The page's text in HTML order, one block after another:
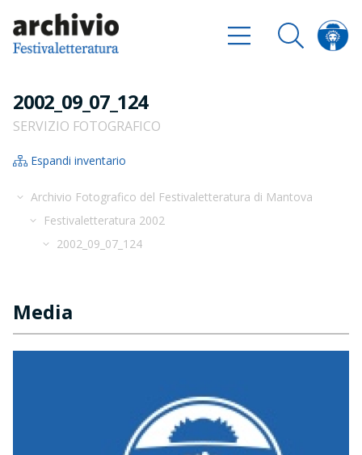
2002_09_07_124
SERVIZIO FOTOGRAFICO
Espandi inventario
Archivio Fotografico del Festivaletteratura di Mantova
Festivaletteratura 2002
2002_09_07_124
Media